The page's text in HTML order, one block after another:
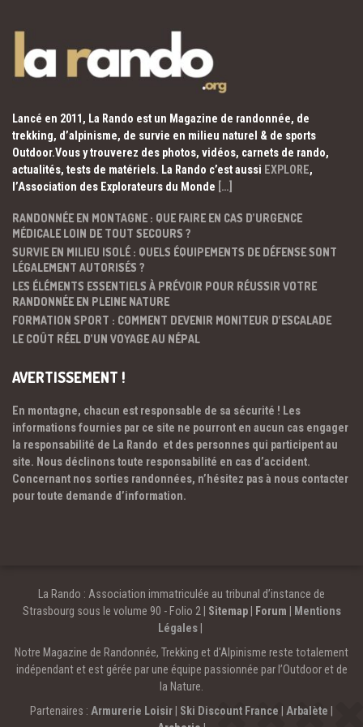
Lancé en 2011, La Rando est un Magazine de randonnée, de
trekking, d’alpinisme, de survie en milieu naturel & de sports
Outdoor.Vous y trouverez des photos, vidéos, carnets de rando,
actualités, tests de matériels. La Rando c’est aussi EXPLORE,
l’Association des Explorateurs du Monde […]
RANDONNÉE EN MONTAGNE : QUE FAIRE EN CAS D’URGENCE
MÉDICALE LOIN DE TOUT SECOURS ?
SURVIE EN MILIEU ISOLÉ : QUELS ÉQUIPEMENTS DE DÉFENSE SONT
LÉGALEMENT AUTORISÉS ?
LES ÉLÉMENTS ESSENTIELS À PRÉVOIR POUR RÉUSSIR VOTRE
RANDONNÉE EN PLEINE NATURE
FORMATION SPORT : COMMENT DEVENIR MONITEUR D’ESCALADE
LE COÛT RÉEL D’UN VOYAGE AU NÉPAL
AVERTISSEMENT !
En montagne, chacun est responsable de sa sécurité ! Les
informations fournies par ce site ne pourront en aucun cas engager
la responsabilité de La Rando et des personnes qui participent au
site. Nous déclinons toute responsabilité en cas d’accident.
Concernant nos sorties randonnées, n’hésitez pas à nous contacter
pour toute demande d’information.
La Rando : Association immatriculée au tribunal d’instance de
Strasbourg sous le volume 90 - Folio 2 | Sitemap| Forum
Mentions
Légales
Notre Magazine de Randonnée, Trekking et d'Alpinisme reste totalement
indépendant et est gérée par une équipe passionnée par l’Outdoor et de
la Nature.
Partenaires : Armurerie Loisir Ski Discount France Arbalète